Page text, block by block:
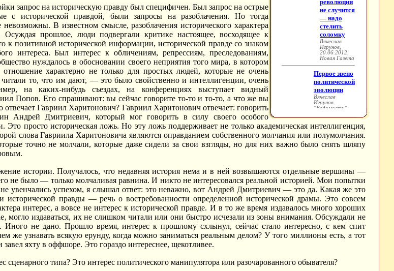
запрос на историческую правду был специфичен. Был запрос на острые
с исторической правдой, были запросы на разоблачения. Но тогда
В известном смысле, разоблачения исторического характера
Осуждая прошлое, люди подвергали критике настоящее, восходящее к
к позитивной исторической информации, исторической правде со знаком
интереса. Был интерес к обличениям, репрессиям, преследованиям,
нуждалось в обосновании своего неприятия того мира, в котором
характерно не только для простых людей, которые не очень
то, что им дают, — это было свойственно и интеллигенции, очень
на каких-нибудь съездах, на конференциях выступает видный
Попов. Его спрашивают: вы сейчас говорите то-то и то-то, а что же вы
отвечает Гавриил Харитонович? Гавриил Харитонович отвечает: говорить
Андрей Дмитриевич, который мог говорить в силу своего особого
Это просто историческая ложь. Но эту ложь поддерживает не только академическая интеллигенция,
слова Гавриила Харитоновича являются оправданием собственного молчания или полумолчания.
точно не молчали, которые даже сидели за свои взгляды, но для них важно было снять шляпу
истории. Получалось, что недавняя история нема и в ней возвышаются отдельные вершины —
не было — только молчаливая равнина. И никто не интересовался реальной историей. Мои попытки
не увенчались успехом, я слышал ответ: это неважно, вот Андрей Дмитриевич — это да. Какая же это
исторической правды — речь о востребованности определенной исторической драмы. Это совсем
интерес, а вовсе не интерес к исторической правде. И в то же время издавалось много хороших
могло издаваться, их не слишком читали или они быстро исчезали из зоны внимания. Обсуждали не
не дано. Прошло время, интерес к прошлому схлынул, сейчас стало интересно, с кем спит
же узнавать всякую ерунду, когда можно заниматься реальным делом? У того миллионы есть, а тот
яхту в оффшоре. Это гораздо интереснее, щекотливее.
типа? Это интерес политического манипулятора или разочарованного обывателя?